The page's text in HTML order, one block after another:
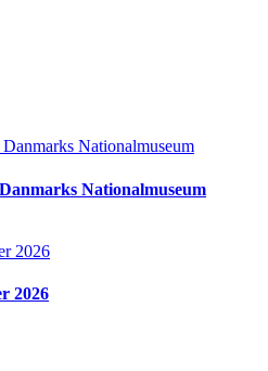
Nationalmuseum
2026